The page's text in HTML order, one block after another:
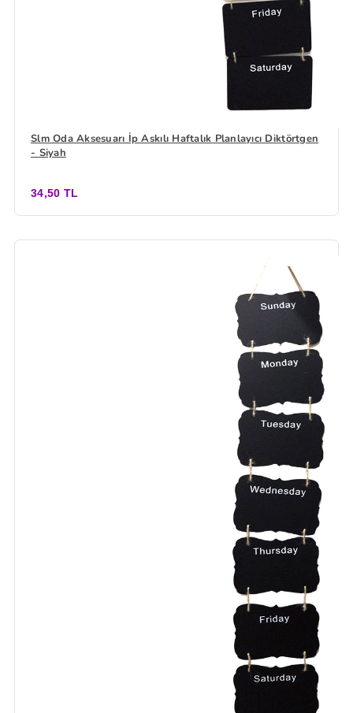
Slm Oda Aksesuarı İp Askılı Haftalık Planlayıcı Diktörtgen
- Siyah
34,50 TL